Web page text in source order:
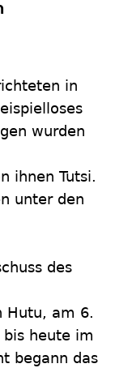
in
wurden
ihnen Tutsi.
unter den
des
Hutu, am 6.
heute im
begann das